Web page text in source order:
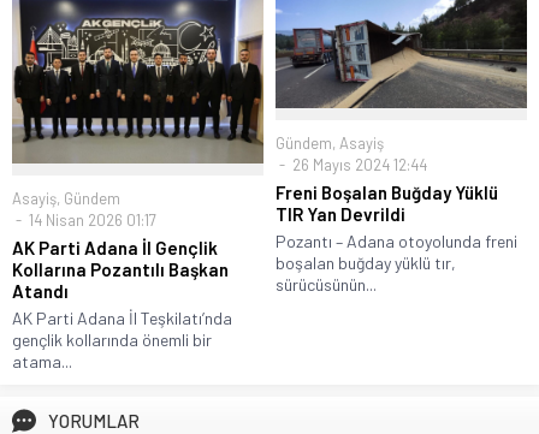
Asayiş, Gündem
14 Nisan 2026 01:17
AK Parti Adana İl Gençlik
Kollarına Pozantılı Başkan
Atandı
AK Parti Adana İl Teşkilatı’nda
gençlik kollarında önemli bir
atama...
Gündem, Asayiş
26 Mayıs 2024 12:44
Freni Boşalan Buğday Yüklü
TIR Yan Devrildi
Pozantı – Adana otoyolunda freni
boşalan buğday yüklü tır,
sürücüsünün...
YORUMLAR